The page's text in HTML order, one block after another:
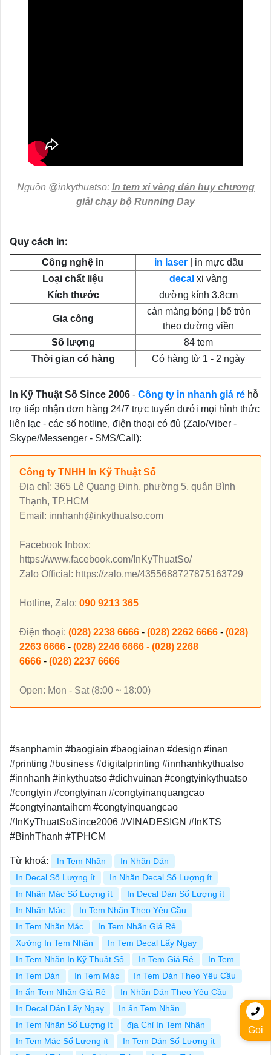
Nguồn @inkythuatso: In tem xi vàng dán huy chương
giải chạy bộ Running Day
Quy cách in:
Công nghệ in in laser| in mực dầu
Loại chất liệu
decal xi vàng
Kích thước
đường kính 3.8cm
Gia công
cán màng bóng | bế tròn
theo đường viền
Số lượng
84 tem
Thời gian có hàng
Có hàng từ 1 - 2 ngày
In Kỹ Thuật Số Since 2006 - Công ty in nhanh giá rẻ hỗ
trợ tiếp nhận đơn hàng 24/7 trực tuyến dưới mọi hình thức
liên lạc - các số hotline, điện thoại có đủ (Zalo/Viber -
Skype/Messenger - SMS/Call):
Công ty TNHH In Kỹ Thuật Số
Địa chỉ: 365 Lê Quang Định, phường 5, quận Bình
Thạnh, TP.HCM
Email: innhanh@inkythuatso.com
Facebook Inbox:
https://www.facebook.com/InKyThuatSo/
Zalo Official: https://zalo.me/4355688727875163729
Hotline, Zalo: 090 9213 365
Điện thoại: (028) 2238 6666 - (028) 2262 6666 - (028)
2263 6666 - (028) 2246 6666 - (028) 2268
6666 - (028) 2237 6666
Open: Mon - Sat (8:00 ~ 18:00)
#sanphamin #baogiain #baogiainan #design #inan
#printing #business #digitalprinting #innhanhkythuatso
#innhanh #inkythuatso #dichvuinan #congtyinkythuatso
#congtyin #congtyinan #congtyinanquangcao
#congtyinantaihcm #congtyinquangcao
#InKyThuatSoSince2006 #VINADESIGN #InKTS
#BinhThanh #TPHCM
Từ khoá: In Tem Nhãn
In Nhãn Dán
In Decal Số Lượng ít
In Nhãn Decal Số Lượng ít
In Nhãn Mác Số Lượng ít
In Decal Dán Số Lượng ít
In Nhãn Mác
In Tem Nhãn Theo Yêu Cầu
In Tem Nhãn Mác
In Tem Nhãn Giá Rẻ
Xưởng In Tem Nhãn
In Tem Decal Lấy Ngay
In Tem Nhãn In Kỹ Thuật Số
In Tem Giá Rẻ
In Tem
In Tem Dán
In Tem Mác
In Tem Dán Theo Yêu Cầu
In ấn Tem Nhãn Giá Rẻ
In Nhãn Dán Theo Yêu Cầu
In Decal Dán Lấy Ngay
In ấn Tem Nhãn
In Tem Nhãn Số Lượng ít
địa Chỉ In Tem Nhãn
In Tem Mác Số Lượng ít
In Tem Dán Số Lượng ít
Gọi